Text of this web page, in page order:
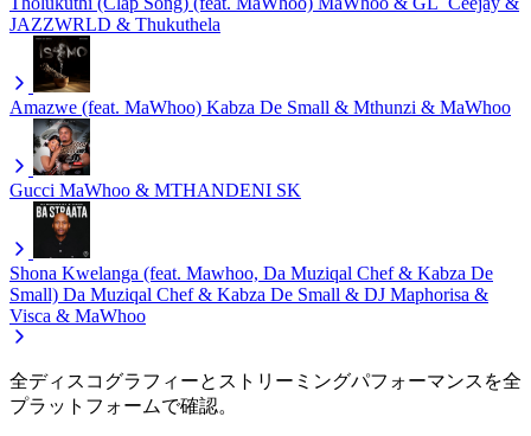
JAZZWRLD & Thukuthela
Amazwe (feat. MaWhoo) Kabza De Small & Mthunzi & MaWhoo
Gucci MaWhoo & MTHANDENI SK
Shona Kwelanga (feat. Mawhoo, Da Muziqal Chef & Kabza De
Small) Da Muziqal Chef & Kabza De Small & DJ Maphorisa &
Visca & MaWhoo
全ディスコグラフィーとストリーミングパフォーマンスを全
プラットフォームで確認。